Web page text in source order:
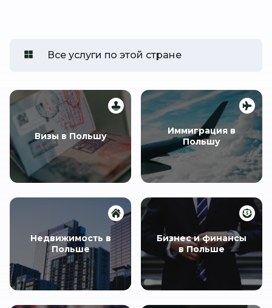
Все услуги по этой стране
Визы в Польшу
Иммиграция в
Польшу
Недвижимость в
Польше
Бизнес и финансы
в Польше